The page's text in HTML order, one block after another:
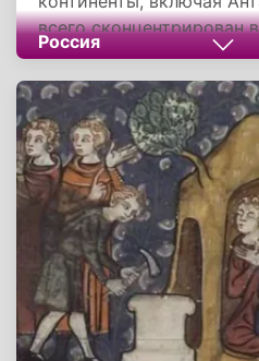
всего сконцентрирован
особенности, в России
Рунет составлено из
постфикса net, что в
Сайты Рунета работают
доменах ru, рф, рус, su,
высокой долей домены:
md, ua, укр, uz.
Россия